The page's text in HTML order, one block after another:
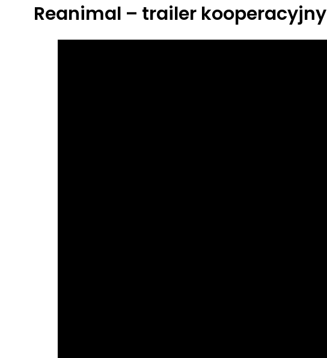
Reanimal – trailer kooperacyjny